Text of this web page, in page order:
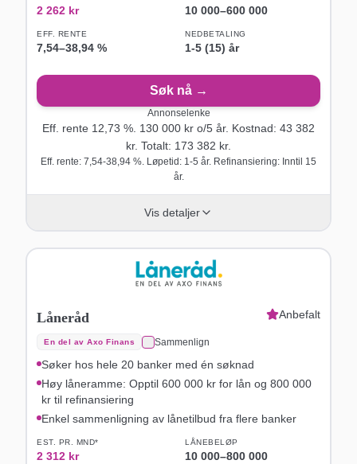
2 262 kr 10 000–600 000
EFF. RENTE
7,54–38,94 %
NEDBETALING
1-5 (15) år
Søk nå →
Annonselenke
Eff. rente 12,73 %. 130 000 kr o/5 år. Kostnad: 43 382
kr. Totalt: 173 382 kr.
Eff. rente: 7,54-38,94 %. Løpetid: 1-5 år. Refinansiering: Inntil 15
år.
Vis detaljer
Låneråd
En del av Axo Finans Sammenlign
Anbefalt
Søker hos hele 20 banker med én søknad
Høy låneramme: Opptil 600 000 kr for lån og 800 000
kr til refinansiering
Enkel sammenligning av lånetilbud fra flere banker
EST. PR. MND*
2 312 kr
LÅNEBELØP
10 000–800 000